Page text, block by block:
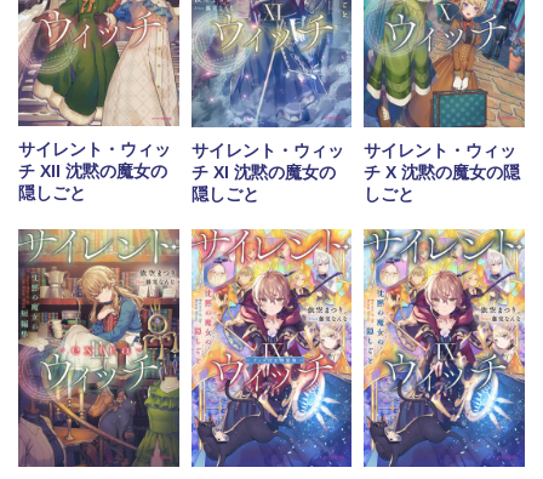
サイレント・ウィッ
チ XII 沈黙の魔女の
隠しごと
サイレント・ウィッ
チ XI 沈黙の魔女の
隠しごと
サイレント・ウィッ
チ X 沈黙の魔女の隠
しごと